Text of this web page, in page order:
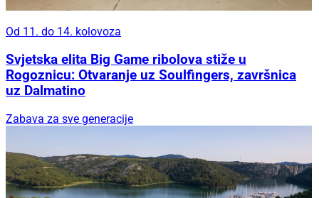
Od 11. do 14. kolovoza
Svjetska elita Big Game ribolova stiže u
Rogoznicu: Otvaranje uz Soulfingers, završnica
uz Dalmatino
Zabava za sve generacije